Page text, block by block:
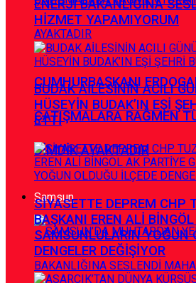
CUMHURBAŞKANI
ÇATIŞMALARA RAĞMEN
DİMDİK AYAKTADIR
Samsun
ENERJİ BAKANLIĞINA
HİZMET YAPAMIYORUM
BUDAK AİLESİNİN ACILI
HÜSEYİN BUDAK’IN EŞİ
ETTİ
SİYASETTE DEPREM CHP
BAŞKANI EREN ALİ
SAMSUNLULARIN YOĞUN
DENGELER DEĞİŞİYOR